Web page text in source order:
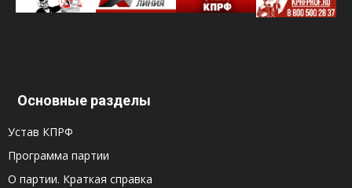
Основные разделы
Устав КПРФ
Программа партии
О партии. Краткая справка